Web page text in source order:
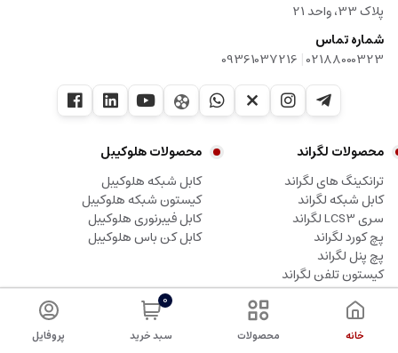
پلاک 33، واحد 21
شماره تماس
02188000323
|
09361037216
محصولات لگراند
ترانکینگ های لگراند
کابل شبکه لگراند
سری LCS3 لگراند
پچ کورد لگراند
پچ پنل لگراند
کیستون تلفن لگراند
محصولات هلوکیبل
کابل شبکه هلوکیبل
کیستون شبکه هلوکیبل
کابل فیبرنوری هلوکیبل
کابل کن باس هلوکیبل
کلیه حقوق این وبسایت متعلق به شرکت آلما شبکه پرداز، نماینده لگراند می باشد.
خانه محصولات
0
سبد خرید پروفایل